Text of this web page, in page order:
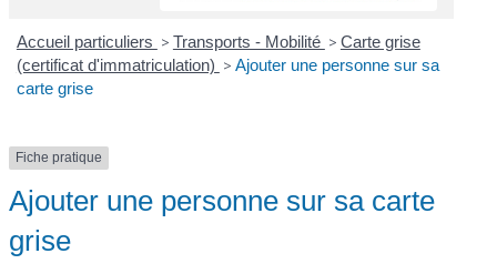
Accueil particuliers > Transports - Mobilité > Carte grise
(certificat d'immatriculation) > Ajouter une personne sur sa
carte grise
Fiche pratique
Ajouter une personne sur sa carte
grise